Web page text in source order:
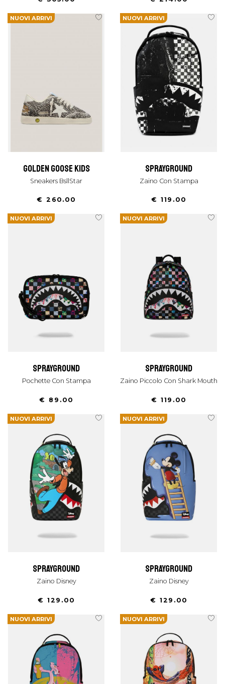
NUOVI ARRIVI
golden goose kids
Sneakers BsllStar
€ 260.00
NUOVI ARRIVI
sprayground
Zaino Con Stampa
€ 119.00
NUOVI ARRIVI
sprayground
Pochette Con Stampa
€ 89.00
NUOVI ARRIVI
sprayground
Zaino Piccolo Con Shark Mouth
€ 119.00
NUOVI ARRIVI
sprayground
Zaino Disney
€ 129.00
NUOVI ARRIVI
sprayground
Zaino Disney
€ 129.00
NUOVI ARRIVI NUOVI ARRIVI